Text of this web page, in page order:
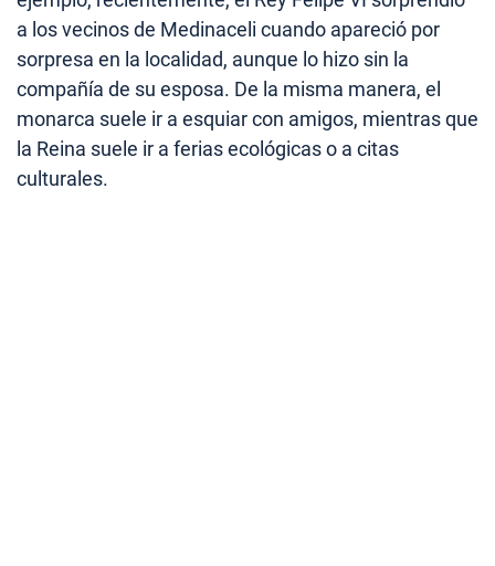
a los vecinos de Medinaceli cuando apareció por
sorpresa en la localidad, aunque lo hizo sin la
compañía de su esposa. De la misma manera, el
monarca suele ir a esquiar con amigos, mientras que
la Reina suele ir a ferias ecológicas o a citas
culturales.